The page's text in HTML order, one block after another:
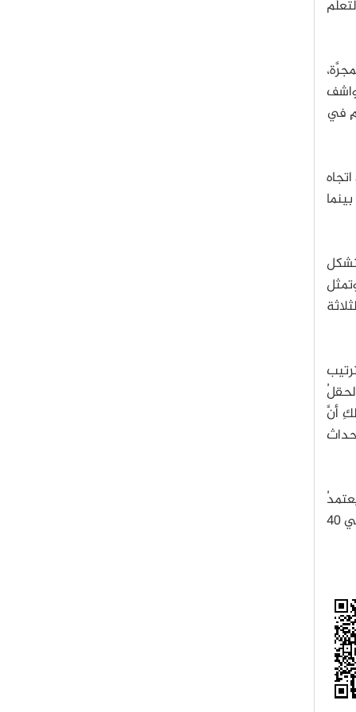
في
وتمثل
أنَّ
غيغاهرتز، حيث يعتمدُ
اتجاهُ الحقل المغناطيسيِّ على بيانات الاستقطاب من القمرِ الصناعيِّ بلانك عند تردُّد 353 غيغاهرتز. تغطي الصّورة حوالي 40